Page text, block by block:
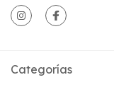
Categorías